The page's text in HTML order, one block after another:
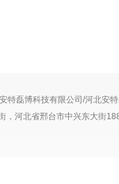
特磊博科技有限公司/河北安
，河北省邢台市中兴东大街